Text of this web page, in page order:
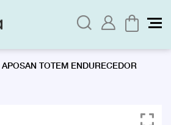
APOSAN TOTEM ENDURECEDOR